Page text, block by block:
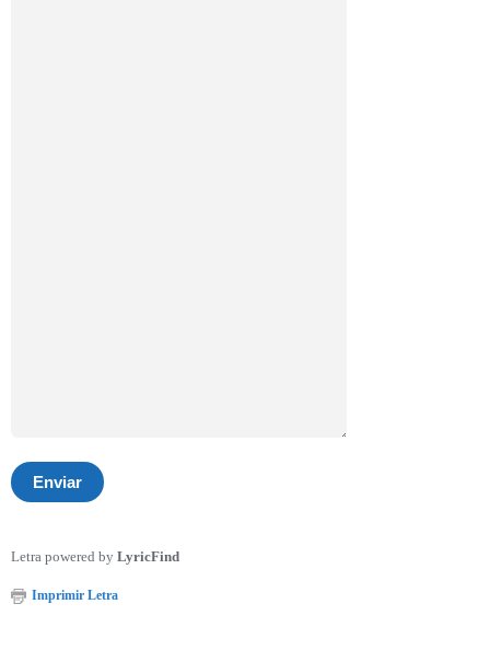
Letra powered by LyricFind
Imprimir Letra